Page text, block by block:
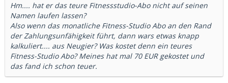
Hm.... hat er das teure Fitnessstudio-Abo nicht auf seinen
Namen laufen lassen?
Also wenn das monatliche Fitness-Studio Abo an den Rand
der Zahlungsunfähigkeit führt, dann wars etwas knapp
kalkuliert.... aus Neugier? Was kostet denn ein teures
Fitness-Studio Abo? Meines hat mal 70 EUR gekostet und
das fand ich schon teuer.